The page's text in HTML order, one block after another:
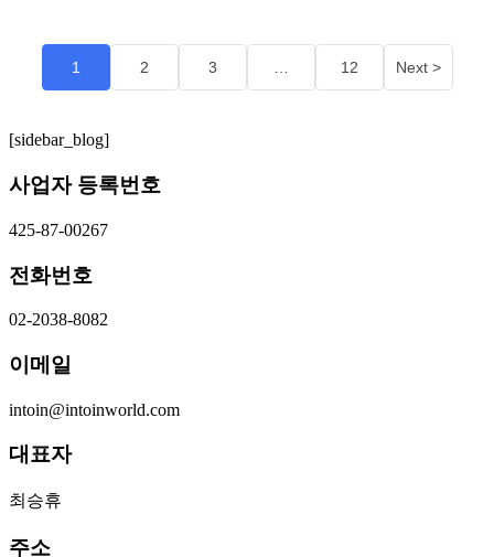
1 2 3 … 12 Next >
[sidebar_blog]
사업자 등록번호
425-87-00267
전화번호
02-2038-8082
이메일
intoin@intoinworld.com
대표자
최승휴
주소